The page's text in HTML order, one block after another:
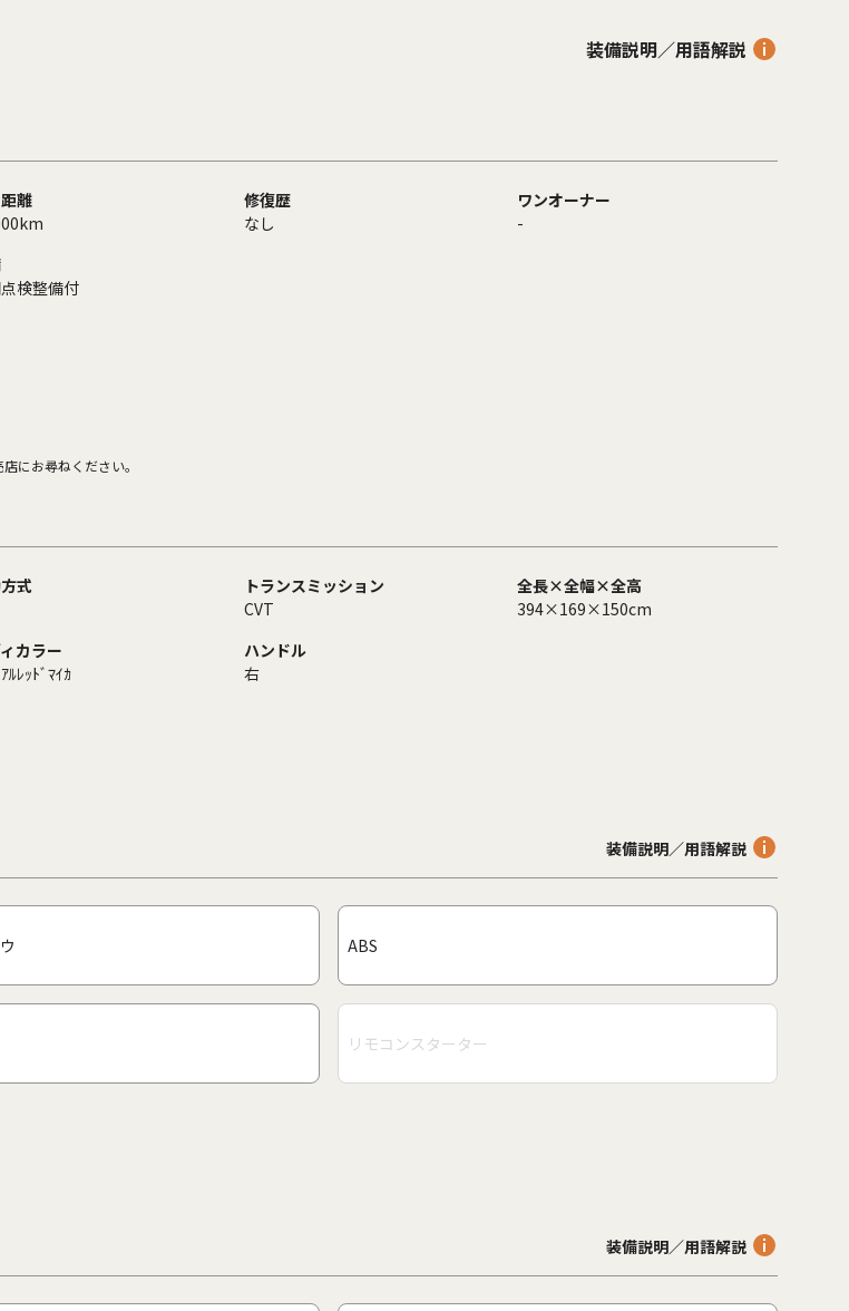
装備説明／用語解説
離
修復歴
なし
ワンオーナー
-
検整備付
にお尋ねください。
式
トランスミッション
CVT
全長×全幅×全高
394×169×150cm
カラー
ﾙﾚｯﾄﾞﾏｲｶ
ハンドル
右
装備説明／用語解説
ABS
リモコンスターター
装備説明／用語解説